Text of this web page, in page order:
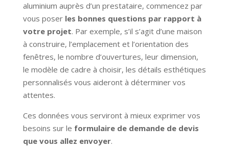
aluminium auprès d’un prestataire, commencez par
vous poser les bonnes questions par rapport à
votre projet. Par exemple, s’il s’agit d’une maison
à construire, l’emplacement et l’orientation des
fenêtres, le nombre d’ouvertures, leur dimension,
le modèle de cadre à choisir, les détails esthétiques
personnalisés vous aideront à déterminer vos
attentes.
Ces données vous serviront à mieux exprimer vos
besoins sur le formulaire de demande de devis
que vous allez envoyer.